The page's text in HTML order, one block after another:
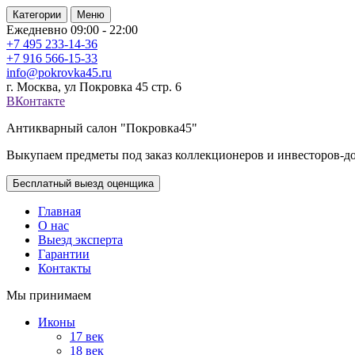
Категории Меню
Ежедневно 09:00 - 22:00
+7 495 233-14-36
+7 916 566-15-33
info@pokrovka45.ru
г. Москва, ул Покровка 45 стр. 6
ВКонтакте
Антикварный салон "Покровка45"
Выкупаем предметы под заказ коллекционеров и инвесторов-
Бесплатный выезд оценщика
Главная
О нас
Выезд эксперта
Гарантии
Контакты
Мы принимаем
Иконы
17 век
18 век